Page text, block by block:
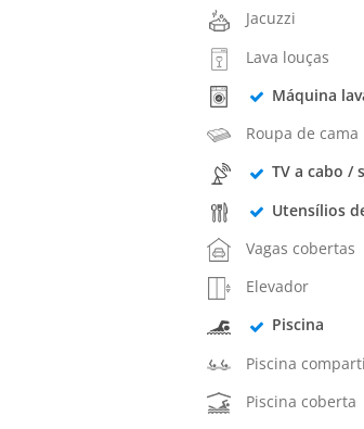
Jacuzzi
Lava louças
Máquina
Roupa de cama
TV a cabo /
Utensílios
Vagas cobertas
Elevador
Piscina
Piscina
Piscina coberta